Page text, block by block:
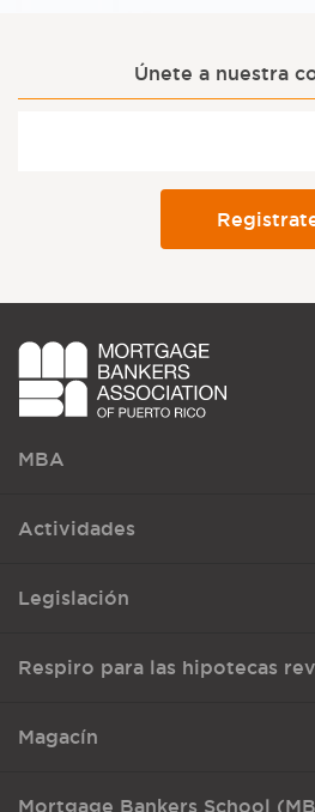
Únete a nuestra
MBA
Actividades
Legislación
Respiro para las hipotecas
Magacín
Mortgage Bankers School